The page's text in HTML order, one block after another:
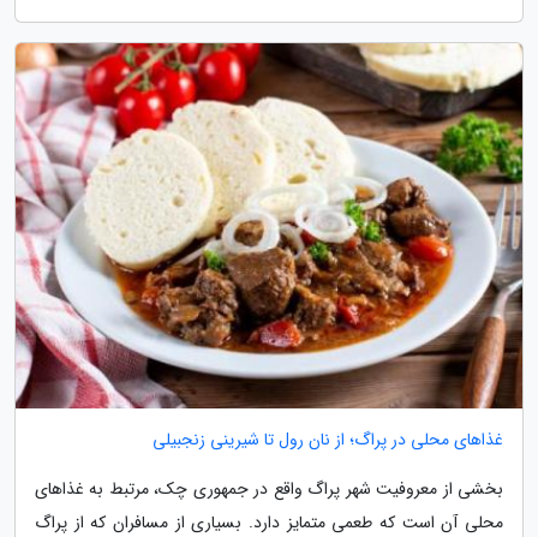
غذاهای محلی در پراگ؛ از نان رول تا شیرینی زنجبیلی
بخشی از معروفیت شهر پراگ واقع در جمهوری چک، مرتبط به غذاهای
محلی آن است که طعمی متمایز دارد. بسیاری از مسافران که از پراگ